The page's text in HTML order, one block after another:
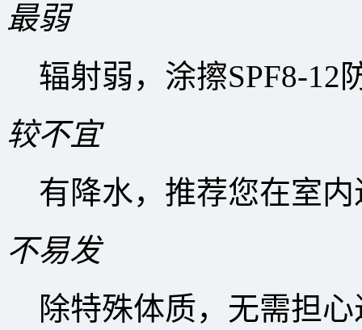
最弱
辐射弱，涂擦SPF8-12
较不宜
有降水，推荐您在室
不易发
除特殊体质，无需担